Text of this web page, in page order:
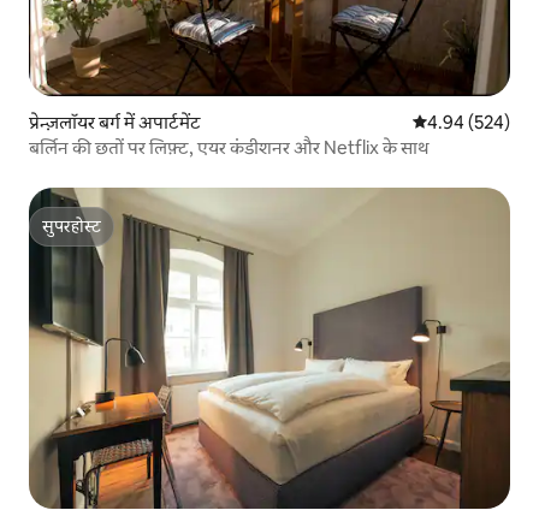
प्रेन्ज़लॉयर बर्ग में अपार्टमेंट औसत रेटिंग 5 में से
4.94 (524)
बर्लिन की छतों पर लिफ़्ट, एयर कंडीशनर और Netflix के साथ
सुपरहोस्ट
सुपरहोस्ट